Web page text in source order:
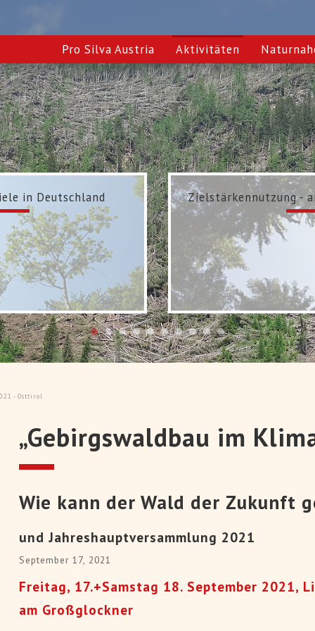
Pro Silva Austria Aktivitäten
in Deutschland
lesen
Deutschland
Zielstärkennutzung -
>
"Zielstärkennutzung -
- Osttirol
„Gebirgswaldbau im
Wie kann der Wald der Zukunft
und Jahreshauptversammlung 2021
September 17, 2021
Freitag, 17.+Samstag 18. September 2021,
am Großglockner